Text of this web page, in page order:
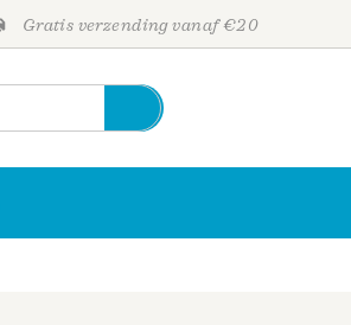
Gratis verzending vanaf €20
Personen